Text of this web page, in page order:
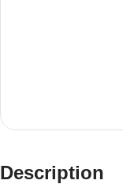
Description